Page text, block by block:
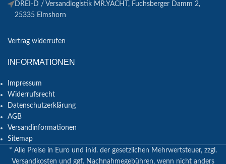
DREI-D / Versandlogistik MR.YACHT, Fuchsberger Damm 2,
25335 Elmshorn
Vertrag widerrufen
INFORMATIONEN
Impressum
Widerrufsrecht
Datenschutzerklärung
AGB
Versandinformationen
Sitemap
* Alle Preise in Euro und inkl. der gesetzlichen Mehrwertsteuer, zzgl.
Versandkosten und ggf. Nachnahmegebühren, wenn nicht anders